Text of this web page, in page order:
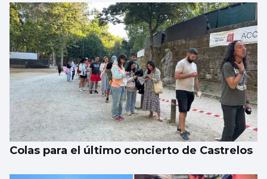
Colas para el último concierto de Castrelos